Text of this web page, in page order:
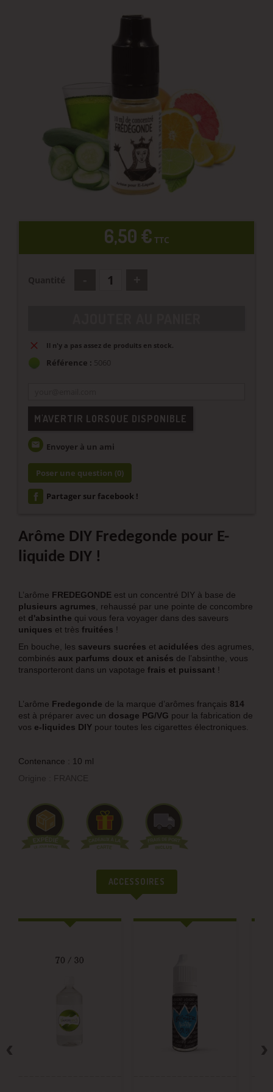
6,50 € TTC
Il n'y a pas assez de produits en stock.
Référence : 5060
M'AVERTIR LORSQUE DISPONIBLE
email Envoyer à un ami
Poser une question (0)
Partager sur facebook !
Arôme DIY Fredegonde pour E-
liquide DIY !
L’arôme FREDEGONDE est un concentré DIY à base de
plusieurs agrumes, rehaussé par une pointe de concombre
et d'absinthe qui vous fera voyager dans des saveurs
uniques et très fruitées !
En bouche, les saveurs sucrées et acidulées des agrumes,
combinés aux parfums doux et anisés de l’absinthe, vous
transporteront dans un vapotage frais et puissant !
L’arôme Fredegonde de la marque d’arômes français 814
est à préparer avec un dosage PG/VG pour la fabrication de
vos e-liquides DIY pour toutes les cigarettes électroniques.
Contenance : 10 ml
Origine : FRANCE
ACCESSOIRES